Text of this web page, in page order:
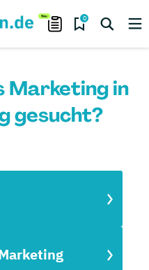
0
Marketing in
gesucht?